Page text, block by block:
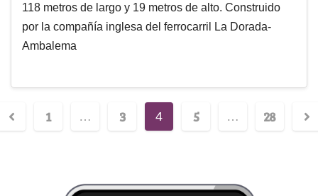
118 metros de largo y 19 metros de alto. Construido
por la compañía inglesa del ferrocarril La Dorada-
Ambalema
1 … 3 4 5 … 28